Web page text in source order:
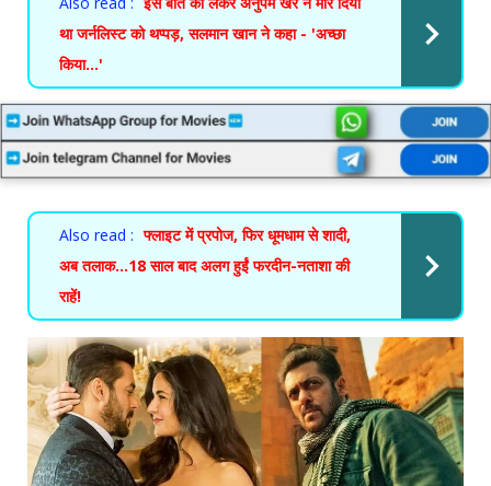
था जर्नलिस्ट को थप्पड़, सलमान खान ने कहा - 'अच्छा
किया...'
Also read : फ्लाइट में प्रपोज, फिर धूमधाम से शादी,
अब तलाक…18 साल बाद अलग हुईं फरदीन-नताशा की
राहें!